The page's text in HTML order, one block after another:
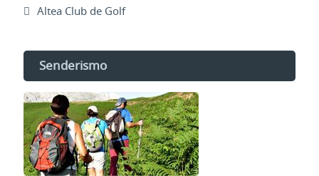
Altea Club de Golf
Senderismo